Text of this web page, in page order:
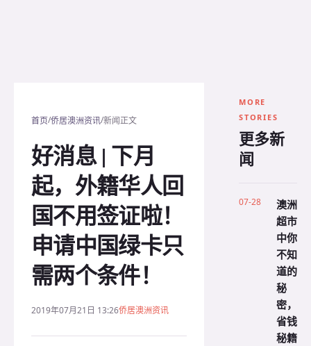
首页/侨居澳洲资讯/新闻正文
好消息 | 下月
起，外籍华人回
国不用签证啦！
申请中国绿卡只
需两个条件！
2019年07月21日 13:26侨居澳洲资讯
MORE
STORIES
更多新
闻
07-28
澳洲
超市
中你
不知
道的
秘
密，
省钱
秘籍